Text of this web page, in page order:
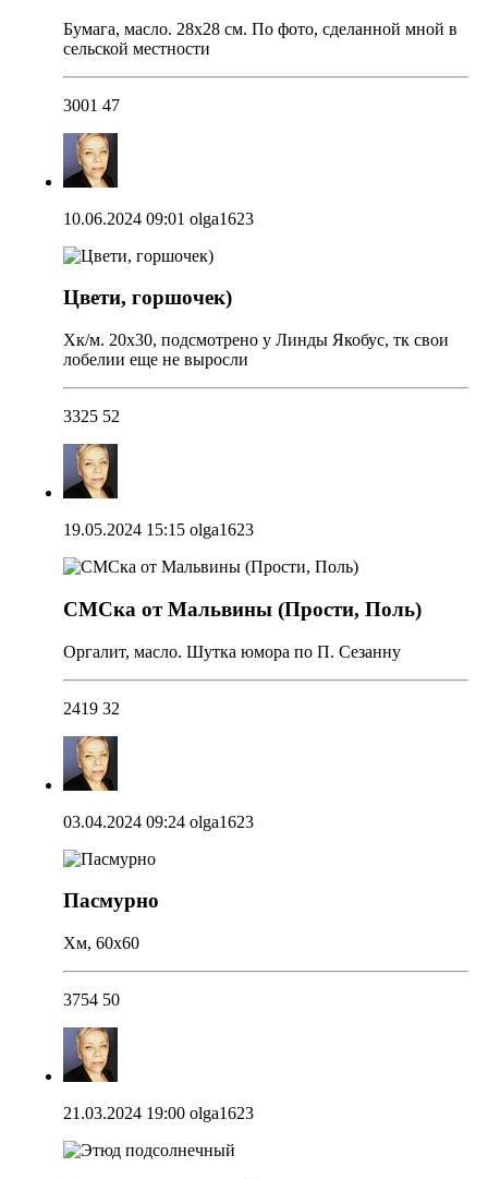
Бумага, масло. 28х28 см. По фото, сделанной мной в
сельской местности
3001 47
10.06.2024 09:01 olga1623
Цвети, горшочек)
Хк/м. 20х30, подсмотрено у Линды Якобус, тк свои
лобелии еще не выросли
3325 52
19.05.2024 15:15 olga1623
СМСка от Мальвины (Прости, Поль)
Оргалит, масло. Шутка юмора по П. Сезанну
2419 32
03.04.2024 09:24 olga1623
Пасмурно
Хм, 60х60
3754 50
21.03.2024 19:00 olga1623